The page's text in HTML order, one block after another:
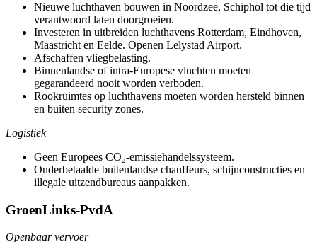
Nieuwe luchthaven bouwen in Noordzee, Schiphol tot die tijd
verantwoord laten doorgroeien.
Investeren in uitbreiden luchthavens Rotterdam, Eindhoven,
Maastricht en Eelde. Openen Lelystad Airport.
Afschaffen vliegbelasting.
Binnenlandse of intra-Europese vluchten moeten
gegarandeerd nooit worden verboden.
Rookruimtes op luchthavens moeten worden hersteld binnen
en buiten security zones.
Logistiek
Geen Europees CO₂-emissiehandelssysteem.
Onderbetaalde buitenlandse chauffeurs, schijnconstructies en
illegale uitzendbureaus aanpakken.
GroenLinks-PvdA
Openbaar vervoer